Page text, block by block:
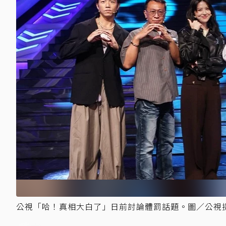
公視「哈！真相大白了」日前討論體罰話題。圖／公視